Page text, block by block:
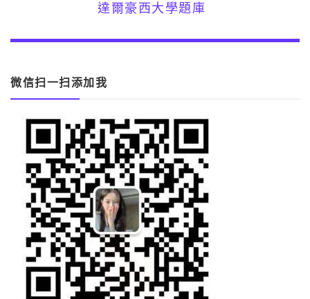
達爾豪西大學題庫
微信扫一扫添加我